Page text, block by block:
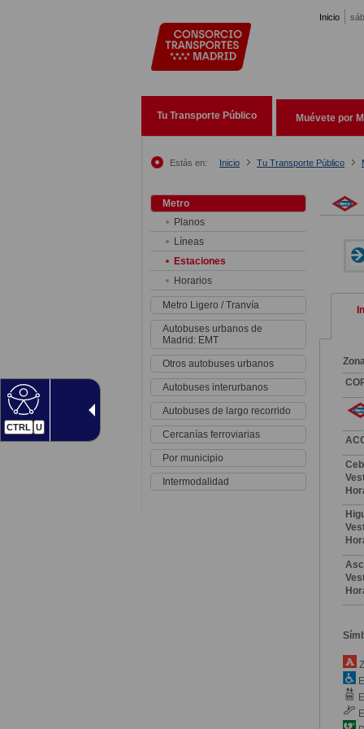
CTRL U
Inicio
Tu Transporte Público Muévete por
Estás en: Inicio Tu Transporte Público
Metro
Planos
Líneas
Estaciones
Horarios
Metro Ligero / Tranvía
Autobuses urbanos de
Madrid: EMT
Otros autobuses urbanos
Autobuses interurbanos
Autobuses de largo recorrido
Cercanías ferroviarias
Por municipio
Intermodalidad